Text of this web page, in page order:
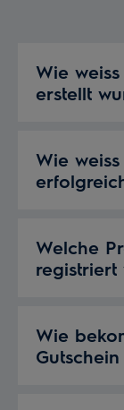
Wie
erstellt
Wie
Welche
registriert
Wie